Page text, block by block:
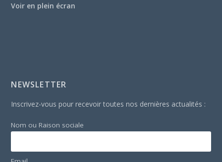
Voir en plein écran
NEWSLETTER
Inscrivez-vous pour recevoir toutes nos dernières actualités :
Nom ou Raison sociale